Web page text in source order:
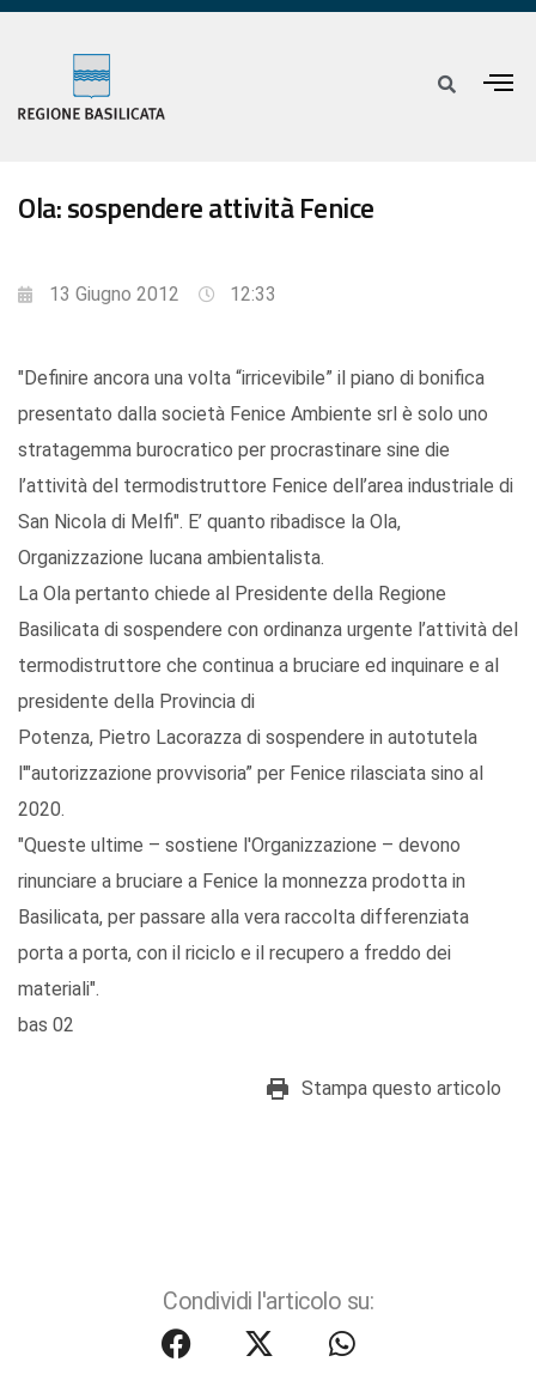
Ola: sospendere attività Fenice
13 Giugno 2012 12:33
"Definire ancora una volta “irricevibile” il piano di bonifica
presentato dalla società Fenice Ambiente srl è solo uno
stratagemma burocratico per procrastinare sine die
l’attività del termodistruttore Fenice dell’area industriale di
San Nicola di Melfi". E’ quanto ribadisce la Ola,
Organizzazione lucana ambientalista.
La Ola pertanto chiede al Presidente della Regione
Basilicata di sospendere con ordinanza urgente l’attività del
termodistruttore che continua a bruciare ed inquinare e al
presidente della Provincia di
Potenza, Pietro Lacorazza di sospendere in autotutela
l'"autorizzazione provvisoria” per Fenice rilasciata sino al
2020.
"Queste ultime – sostiene l'Organizzazione – devono
rinunciare a bruciare a Fenice la monnezza prodotta in
Basilicata, per passare alla vera raccolta differenziata
porta a porta, con il riciclo e il recupero a freddo dei
materiali".
bas 02
Stampa questo articolo
Condividi l'articolo su: